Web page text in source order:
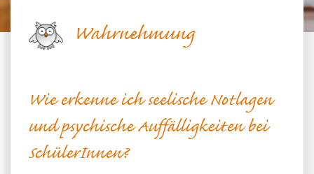
Wahrnehmung
Wie erkenne ich seelische Notlagen
und psychische Auffälligkeiten bei
SchülerInnen?